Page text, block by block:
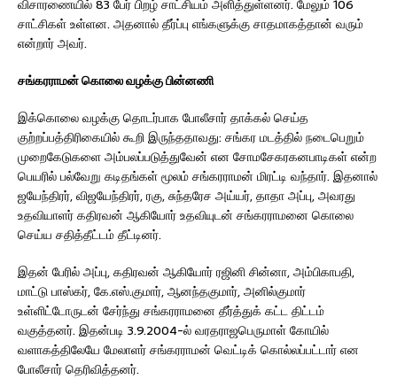
விசாரணையில் 83 பேர் பிறழ் சாட்சியம் அளித்துள்ளனர். மேலும் 106
சாட்சிகள் உள்ளன. அதனால் தீர்ப்பு எங்களுக்கு சாதமாகத்தான் வரும்
என்றார் அவர்.
சங்கரராமன் கொலை வழக்கு பின்னணி
இக்கொலை வழக்கு தொடர்பாக போலீசார் தாக்கல் செய்த
குற்றப்பத்திரிகையில் கூறி இருந்ததாவது: சங்கர மடத்தில் நடைபெறும்
முறைகேடுகளை அம்பலப்படுத்துவேன் என சோமசேகரகனபாடிகள் என்ற
பெயரில் பல்வேறு கடிதங்கள் மூலம் சங்கரராமன் மிரட்டி வந்தார். இதனால்
ஜயேந்திரர், விஜயேந்திரர், ரகு, சுந்தரேச அய்யர், தாதா அப்பு, அவரது
உதவியாளர் கதிரவன் ஆகியோர் உதவியுடன் சங்கரராமனை கொலை
செய்ய சதித்தீட்டம் தீட்டினர்.
இதன் பேரில் அப்பு, கதிரவன் ஆகியோர் ரஜினி சின்னா, அம்பிகாபதி,
மாட்டு பாஸ்கர், கே.எஸ்.குமார், ஆனந்தகுமார், அனில்குமார்
உள்ளிட்டோருடன் சேர்ந்து சங்கரராமனை தீர்த்துக் கட்ட திட்டம்
வகுத்தனர். இதன்படி 3.9.2004-ல் வரதராஜபெருமாள் கோயில்
வளாகத்திலேயே மேலாளர் சங்கரராமன் வெட்டிக் கொல்லப்பட்டார் என
போலீசார் தெரிவித்தனர்.